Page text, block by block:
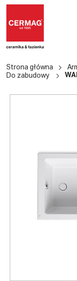
Strona główna
Do zabudowy